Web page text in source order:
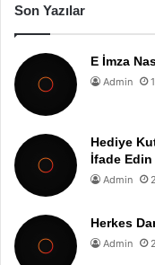
Son Yazılar
E İmza
Admin
Hediye
İfade Edin
Admin
Herkes
Admin